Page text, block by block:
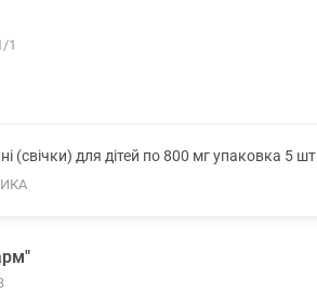
1
(свічки) для дітей по 800 мг упаковка 5 шт